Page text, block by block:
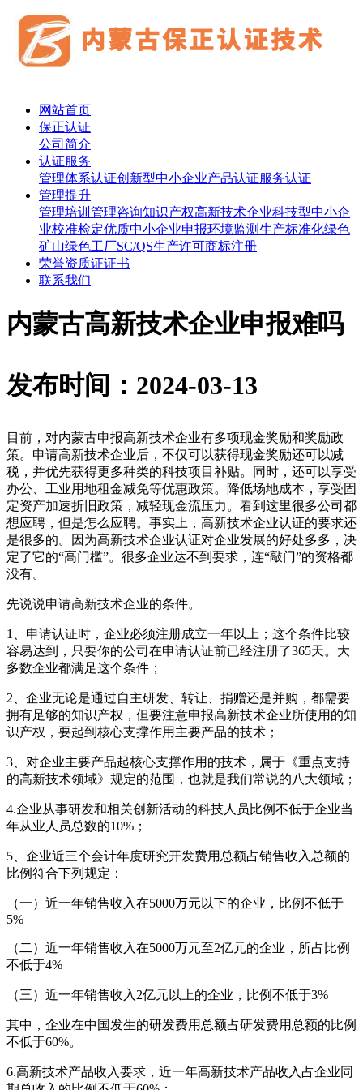
网站首页
保正认证
公司简介
认证服务
管理体系认证创新型中小企业产品认证服务认证
管理提升
管理培训 管理咨询知识产权高新技术企业科技型中小企
业校准检定优质中小企业申报环境监测生产标准化绿色
矿山绿色工厂SC/QS生产许可商标注册
荣誉资质证证书
联系我们
内蒙古高新技术企业申报难吗
发布时间：2024-03-13
目前，对内蒙古申报高新技术企业有多项现金奖励和奖励政
策。申请高新技术企业后，不仅可以获得现金奖励还可以减
税，并优先获得更多种类的科技项目补贴。同时，还可以享受
办公、工业用地租金减免等优惠政策。降低场地成本，享受固
定资产加速折旧政策，减轻现金流压力。看到这里很多公司都
想应聘，但是怎么应聘。事实上，高新技术企业认证的要求还
是很多的。因为高新技术企业认证对企业发展的好处多多，决
定了它的“高门槛”。很多企业达不到要求，连“敲门”的资格都
没有。
先说说申请高新技术企业的条件。
1、申请认证时，企业必须注册成立一年以上；这个条件比较
容易达到，只要你的公司在申请认证前已经注册了365天。大
多数企业都满足这个条件；
2、企业无论是通过自主研发、转让、捐赠还是并购，都需要
拥有足够的知识产权，但要注意申报高新技术企业所使用的知
识产权，要起到核心支撑作用主要产品的技术；
3、对企业主要产品起核心支撑作用的技术，属于《重点支持
的高新技术领域》规定的范围，也就是我们常说的八大领域；
4.企业从事研发和相关创新活动的科技人员比例不低于企业当
年从业人员总数的10%；
5、企业近三个会计年度研究开发费用总额占销售收入总额的
比例符合下列规定：
（一）近一年销售收入在5000万元以下的企业，比例不低于
5%
（二）近一年销售收入在5000万元至2亿元的企业，所占比例
不低于4%
（三）近一年销售收入2亿元以上的企业，比例不低于3%
其中，企业在中国发生的研发费用总额占研发费用总额的比例
不低于60%。
6.高新技术产品收入要求，近一年高新技术产品收入占企业同